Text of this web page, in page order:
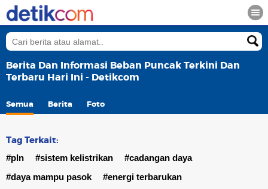
Berita Dan Informasi Beban Puncak Terkini Dan
Terbaru Hari Ini - Detikcom
Semua Berita Foto
Tag Terkait:
#pln #sistem kelistrikan
#cadangan daya
#daya mampu pasok
#energi terbarukan